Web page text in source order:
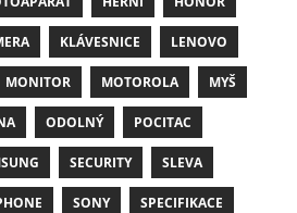
KLÁVESNICE LENOVO
MONITOR MOTOROLA MYŠ
ODOLNÝ POCITAC
SECURITY SLEVA
SONY SPECIFIKACE